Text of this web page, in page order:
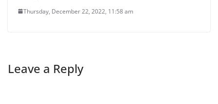
Thursday, December 22, 2022, 11:58 am
Leave a Reply